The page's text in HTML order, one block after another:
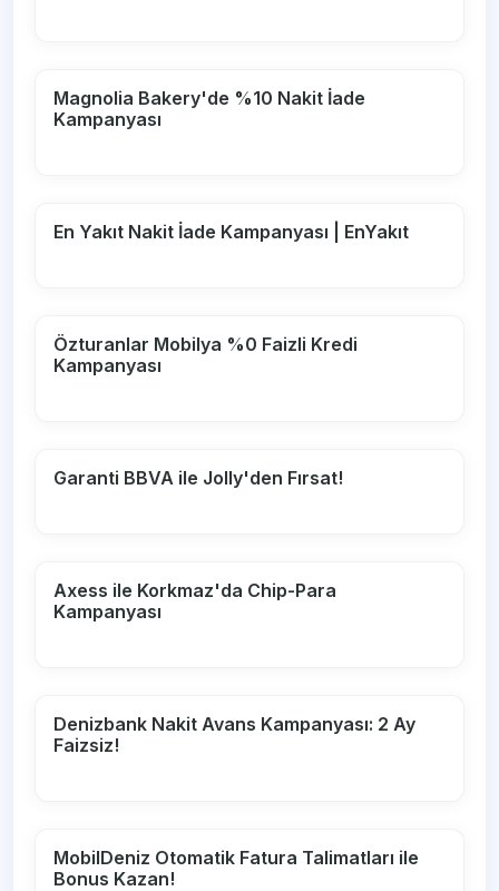
Magnolia Bakery'de %10 Nakit İade
Kampanyası
En Yakıt Nakit İade Kampanyası | EnYakıt
Özturanlar Mobilya %0 Faizli Kredi
Kampanyası
Garanti BBVA ile Jolly'den Fırsat!
Axess ile Korkmaz'da Chip-Para
Kampanyası
Denizbank Nakit Avans Kampanyası: 2 Ay
Faizsiz!
MobilDeniz Otomatik Fatura Talimatları ile
Bonus Kazan!